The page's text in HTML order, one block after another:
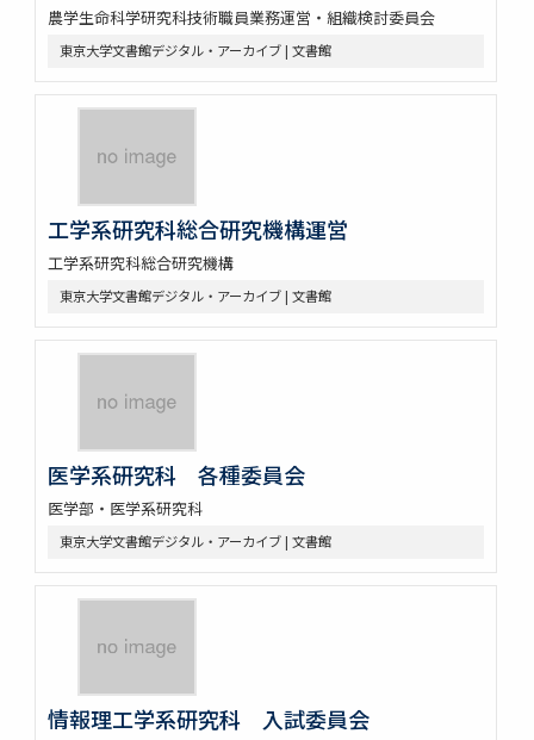
農学生命科学研究科技術職員業務運営・組織検討委員会
東京大学文書館デジタル・アーカイブ | 文書館
工学系研究科総合研究機構運営
工学系研究科総合研究機構
東京大学文書館デジタル・アーカイブ | 文書館
医学系研究科 各種委員会
医学部・医学系研究科
東京大学文書館デジタル・アーカイブ | 文書館
情報理工学系研究科 入試委員会